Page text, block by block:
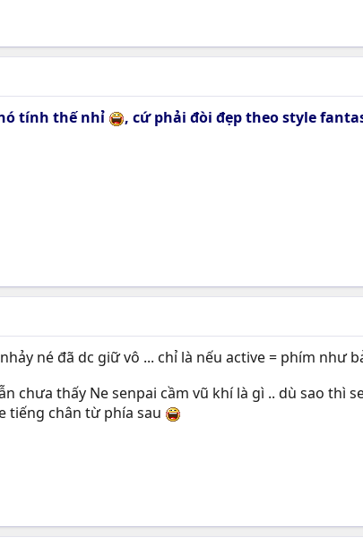
tính thế nhỉ
, cứ phải đòi đẹp theo style
né đã dc giữ vô ... chỉ là nếu active = phím như
chưa thấy Ne senpai cầm vũ khí là gì .. dù sao thì
tiếng chân từ phía sau